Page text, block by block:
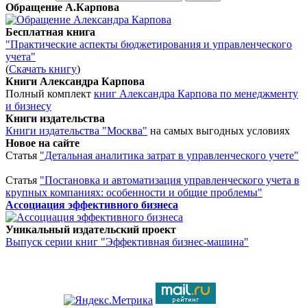
Обращение А.Карпова
Бесплатная книга
"Практические аспекты бюджетирования и управленческого
учета"
(Скачать книгу)
Книги Александра Карпова
Полный комплект книг Александра Карпова по менеджменту
и бизнесу
Книги издательства
Книги издательства "Москва" на самых выгодных условиях
Новое на сайте
Статья "Детальная аналитика затрат в управленческого учете"
Статья "Постановка и автоматизация управленческого учета в
крупных компаниях: особенности и общие проблемы"
Ассоциация эффективного бизнеса
Уникальный издательский проект
Выпуск серии книг "Эффективная бизнес-машина"